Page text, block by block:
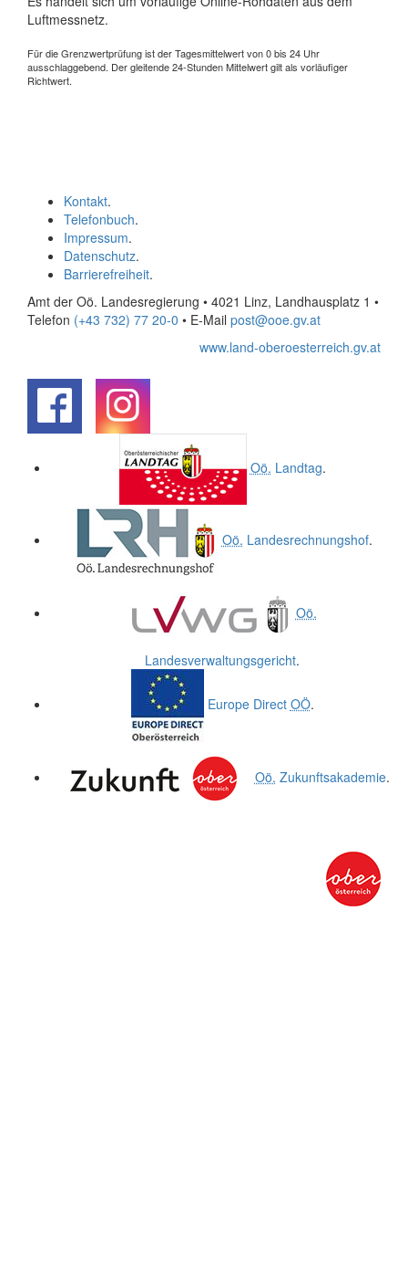
Luftmessnetz.
Für die Grenzwertprüfung ist der Tagesmittelwert von 0 bis 24 Uhr
ausschlaggebend. Der gleitende 24-Stunden Mittelwert gilt als vorläufiger
Richtwert.
Kontakt.
Telefonbuch.
Impressum.
Datenschutz.
Barrierefreiheit.
Amt der Oö. Landesregierung • 4021 Linz, Landhausplatz 1 •
Telefon (+43 732) 77 20-0 • E-Mail post@ooe.gv.at
www.land-oberoesterreich.gv.at
Oö. Landtag.
Oö. Landesrechnungshof.
Oö.
Landesverwaltungsgericht.
Europe Direct OÖ.
Oö. Zukunftsakademie.